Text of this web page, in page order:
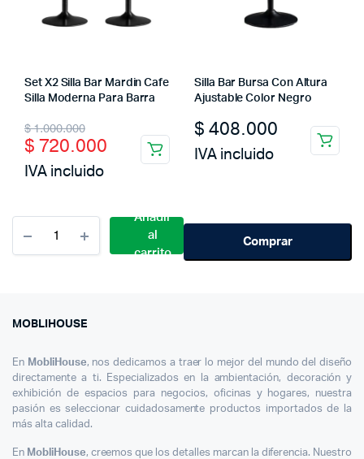
Set X2 Silla Bar Mardin Cafe
Silla Moderna Para Barra
$1.000.000
Original
price
was:
$ 720.000
Current
price
is:
IVA incluido
Silla Bar Bursa Con Altura
Ajustable Color Negro
$ 408.000
IVA incluido
Taburete
Alto
Añadir
al
carrito
Comprar
MOBLIHOUSE
En MobliHouse, nos dedicamos a traer lo mejor del mundo del diseño
directamente a ti. Especializados en la ambientación, decoración y
exhibición de espacios para negocios, oficinas y hogares, nuestra
pasión es seleccionar cuidadosamente productos importados de la
más alta calidad.
En MobliHouse, creemos que los detalles marcan la diferencia. Nuestro